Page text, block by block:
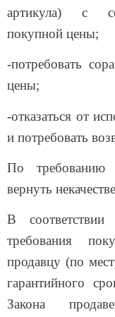
артикула) с
покупной цены;
-потребовать
цены;
-отказаться от
и потребовать
По требованию
вернуть
В
требования
продавцу (по
гарантийного
Закона